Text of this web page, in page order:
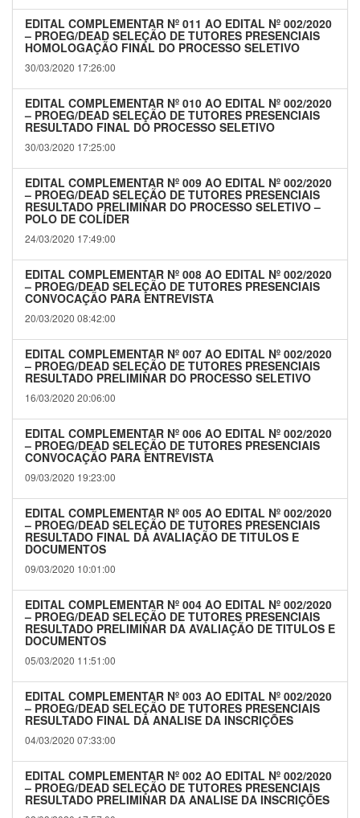
EDITAL COMPLEMENTAR Nº 011 AO EDITAL Nº 002/2020
– PROEG/DEAD SELEÇÃO DE TUTORES PRESENCIAIS
HOMOLOGAÇÃO FINAL DO PROCESSO SELETIVO
30/03/2020 17:26:00
EDITAL COMPLEMENTAR Nº 010 AO EDITAL Nº 002/2020
– PROEG/DEAD SELEÇÃO DE TUTORES PRESENCIAIS
RESULTADO FINAL DO PROCESSO SELETIVO
30/03/2020 17:25:00
EDITAL COMPLEMENTAR Nº 009 AO EDITAL Nº 002/2020
– PROEG/DEAD SELEÇÃO DE TUTORES PRESENCIAIS
RESULTADO PRELIMINAR DO PROCESSO SELETIVO –
POLO DE COLÍDER
24/03/2020 17:49:00
EDITAL COMPLEMENTAR Nº 008 AO EDITAL Nº 002/2020
– PROEG/DEAD SELEÇÃO DE TUTORES PRESENCIAIS
CONVOCAÇÃO PARA ENTREVISTA
20/03/2020 08:42:00
EDITAL COMPLEMENTAR Nº 007 AO EDITAL Nº 002/2020
– PROEG/DEAD SELEÇÃO DE TUTORES PRESENCIAIS
RESULTADO PRELIMINAR DO PROCESSO SELETIVO
16/03/2020 20:06:00
EDITAL COMPLEMENTAR Nº 006 AO EDITAL Nº 002/2020
– PROEG/DEAD SELEÇÃO DE TUTORES PRESENCIAIS
CONVOCAÇÃO PARA ENTREVISTA
09/03/2020 19:23:00
EDITAL COMPLEMENTAR Nº 005 AO EDITAL Nº 002/2020
– PROEG/DEAD SELEÇÃO DE TUTORES PRESENCIAIS
RESULTADO FINAL DA AVALIAÇÃO DE TITULOS E
DOCUMENTOS
09/03/2020 10:01:00
EDITAL COMPLEMENTAR Nº 004 AO EDITAL Nº 002/2020
– PROEG/DEAD SELEÇÃO DE TUTORES PRESENCIAIS
RESULTADO PRELIMINAR DA AVALIAÇÃO DE TITULOS E
DOCUMENTOS
05/03/2020 11:51:00
EDITAL COMPLEMENTAR Nº 003 AO EDITAL Nº 002/2020
– PROEG/DEAD SELEÇÃO DE TUTORES PRESENCIAIS
RESULTADO FINAL DA ANALISE DA INSCRIÇÕES
04/03/2020 07:33:00
EDITAL COMPLEMENTAR Nº 002 AO EDITAL Nº 002/2020
– PROEG/DEAD SELEÇÃO DE TUTORES PRESENCIAIS
RESULTADO PRELIMINAR DA ANALISE DA INSCRIÇÕES